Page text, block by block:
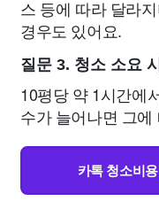
스 등에 따라 달라
경우도 있어요.
질문 3. 청소 소요
10평당 약 1시간에
수가 늘어나면 그
카톡 청소비